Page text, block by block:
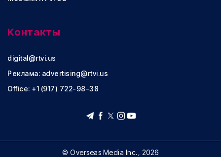
Контакты
digital@rtvi.us
Реклама: advertising@rtvi.us
Office: +1 (917) 722-98-38
© Overseas Media Inc., 2026